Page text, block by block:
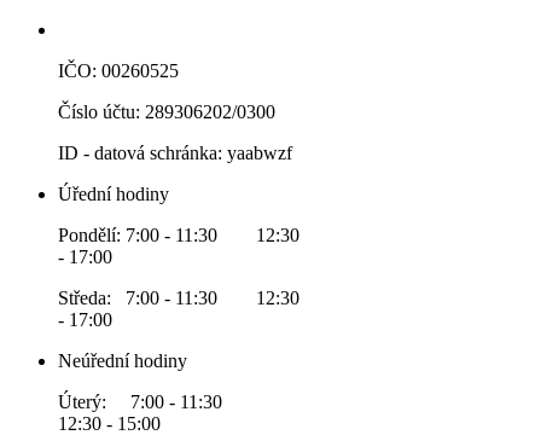
IČO: 00260525
Číslo účtu: 289306202/0300
ID - datová schránka: yaabwzf
Úřední hodiny
Pondělí: 7:00 - 11:30 12:30
- 17:00
Středa: 7:00 - 11:30 12:30
- 17:00
Neúřední hodiny
Úterý: 7:00 - 11:30
12:30 - 15:00